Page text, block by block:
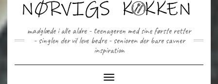
content
madglæde i alle aldre - teenageren med sine første retter
- singlen der vil leve bedre - senioren der bare savner
inspiration
Toggle Navigation